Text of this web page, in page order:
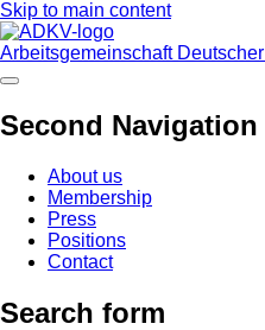
Skip to main content
Arbeitsgemeinschaft
Second Navigation
About us
Membership
Press
Positions
Contact
Search form